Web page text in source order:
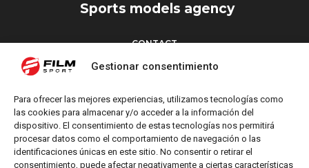
Gestionar consentimiento
Para ofrecer las mejores experiencias, utilizamos tecnologías como
las cookies para almacenar y/o acceder a la información del
dispositivo. El consentimiento de estas tecnologías nos permitirá
procesar datos como el comportamiento de navegación o las
identificaciones únicas en este sitio. No consentir o retirar el
consentimiento, puede afectar negativamente a ciertas características
Sports models agency
CONTACT
Torrent d’en Vidalet, 51 baixos
M: info@filmsport.es
Legal Notice
Privacy Policy